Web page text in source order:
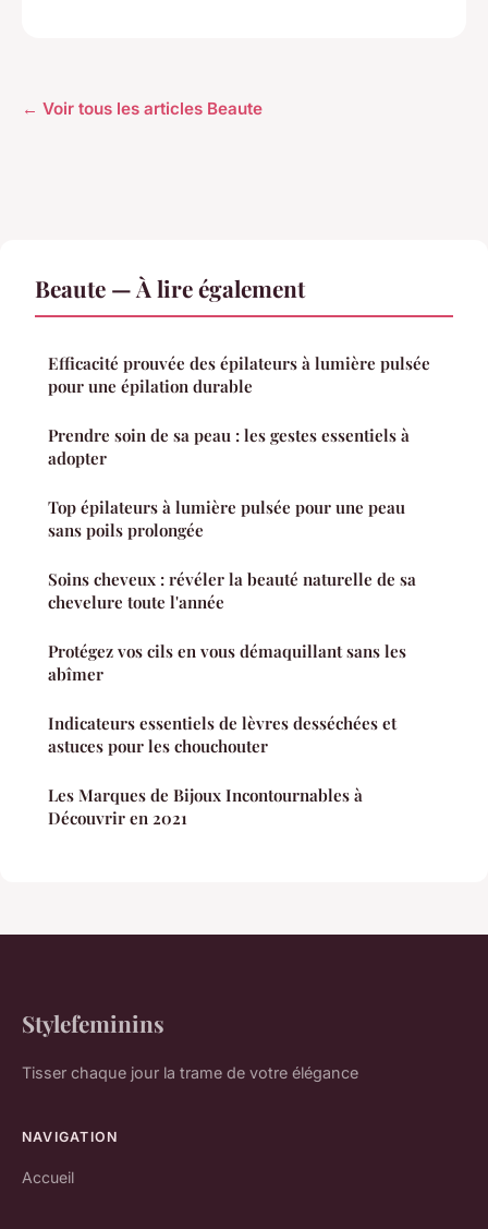
← Voir tous les articles Beaute
Beaute — À lire également
Efficacité prouvée des épilateurs à lumière pulsée
pour une épilation durable
Prendre soin de sa peau : les gestes essentiels à
adopter
Top épilateurs à lumière pulsée pour une peau
sans poils prolongée
Soins cheveux : révéler la beauté naturelle de sa
chevelure toute l'année
Protégez vos cils en vous démaquillant sans les
abîmer
Indicateurs essentiels de lèvres desséchées et
astuces pour les chouchouter
Les Marques de Bijoux Incontournables à
Découvrir en 2021
Stylefeminins
Tisser chaque jour la trame de votre élégance
NAVIGATION
Accueil